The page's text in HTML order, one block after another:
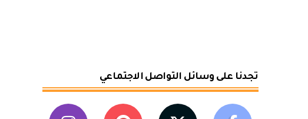
تجدنا على وسائل التواصل الاجتماعي